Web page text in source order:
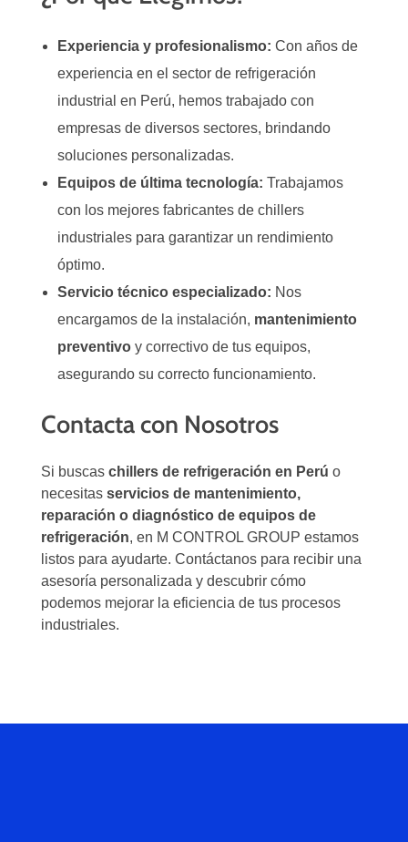
Experiencia y profesionalismo: Con años de
experiencia en el sector de refrigeración
industrial en Perú, hemos trabajado con
empresas de diversos sectores, brindando
soluciones personalizadas.
Equipos de última tecnología: Trabajamos
con los mejores fabricantes de chillers
industriales para garantizar un rendimiento
óptimo.
Servicio técnico especializado: Nos
encargamos de la instalación, mantenimiento
preventivoy correctivo de tus equipos,
asegurando su correcto funcionamiento.
Contacta con Nosotros
Si buscas chillers de refrigeración en Perú o
necesitas servicios de mantenimiento,
reparación o diagnóstico de equipos de
refrigeración, en M CONTROL GROUP estamos
listos para ayudarte. Contáctanos para recibir una
asesoría personalizada y descubrir cómo
podemos mejorar la eficiencia de tus procesos
industriales.